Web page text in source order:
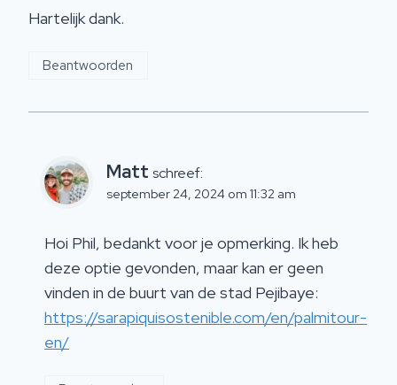
Hartelijk dank.
Beantwoorden
Matt schreef:
september 24, 2024 om 11:32 am
Hoi Phil, bedankt voor je opmerking. Ik heb
deze optie gevonden, maar kan er geen
vinden in de buurt van de stad Pejibaye:
https://sarapiquisostenible.com/en/palmitour-
en/